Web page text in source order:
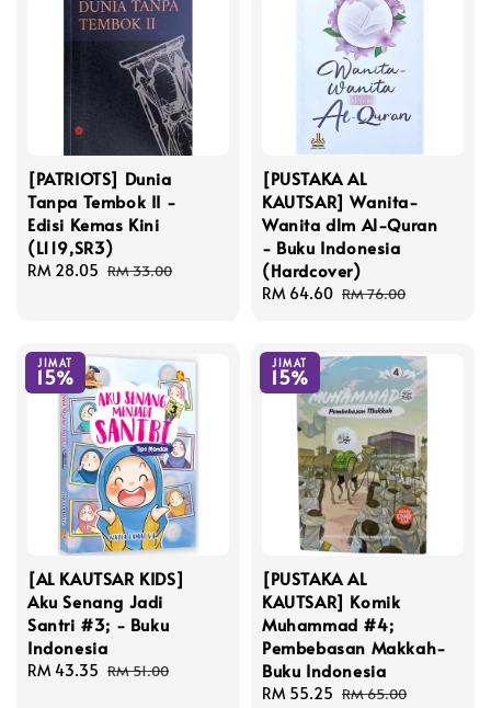
[PATRIOTS] Dunia
Tanpa Tembok II -
Edisi Kemas Kini
(L119,SR3)
Sale
RM 28.05 Regular
RM 33.00
[PUSTAKA AL
KAUTSAR] Wanita-
Wanita dlm Al-Quran
- Buku Indonesia
(Hardcover)
Sale
RM 64.60 Regular
RM 76.00
JIMAT
15%
[AL KAUTSAR KIDS]
Aku Senang Jadi
Santri #3; - Buku
Indonesia
Sale
RM 43.35 Regular
RM 51.00
JIMAT
15%
[PUSTAKA AL
KAUTSAR] Komik
Muhammad #4;
Pembebasan Makkah-
Buku Indonesia
Sale
RM 55.25 Regular
RM 65.00